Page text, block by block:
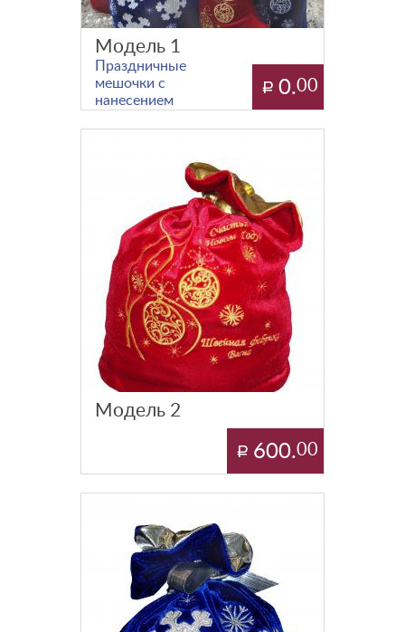
Модель 1
Праздничные
мешочки с
нанесением
0.00
Модель 2
600.00